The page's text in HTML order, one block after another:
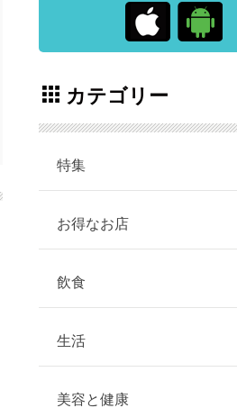
カテゴリー
特集
お得なお店
飲食
生活
美容と健康